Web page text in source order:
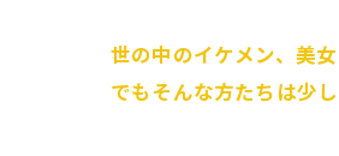
世の中のイケメン、美
でもそんな方たちは少